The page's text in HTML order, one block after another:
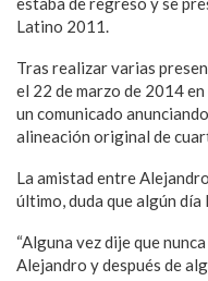
Latino 2011.
Tras realizar varias
el 22 de marzo de 2014
un comunicado
alineación original de
La amistad entre
último, duda que algún día
“Alguna vez dije que
Alejandro y después de